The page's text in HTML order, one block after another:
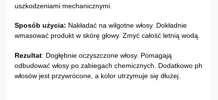
uszkodzeniami mechanicznymi.
Sposób użycia: Nakładać na wilgotne włosy. Dokładnie
wmasować produkt w skórę głowy. Zmyć całość letnią wodą.
Rezultat: Dogłębnie oczyszczone włosy. Pomagają
odbudować włosy po zabiegach chemicznych. Dodatkowo ph
włosów jest przywrócone, a kolor utrzymuje się dłużej.